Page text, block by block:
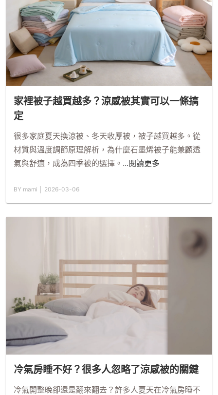
家裡被子越買越多？涼感被其實可以一條搞
定
很多家庭夏天換涼被、冬天收厚被，被子越買越多。從
材質與溫度調節原理解析，為什麼石墨烯被子能兼顧透
氣與舒適，成為四季被的選擇。 ...閱讀更多
BY mami │ 2026-03-06
冷氣房睡不好？很多人忽略了涼感被的關鍵
冷氣開整晚卻還是翻來翻去？許多人夏天在冷氣房睡不